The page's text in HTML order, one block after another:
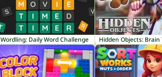
Wordling: Daily Word Challenge Hidden Objects: Brain